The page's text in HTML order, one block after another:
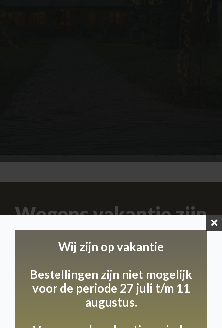
Wegens vakantie zijn
we gesloten van 3 t/m
9 augustus.
Openingstijden
Kom langs en ontdek onze unieke gastvrijheid op de
Wij zijn op vakantie
Bestellingen zijn niet mogelijk
voor de periode 27 juli t/m 11
augustus.